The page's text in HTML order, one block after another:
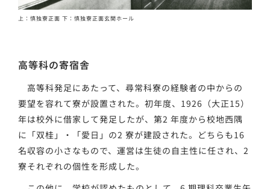
上：慎独寮正面 下：慎独寮正面玄関ホール
高等科の寄宿舎
高等科発足にあたって、尋常科寮の経験者の中からの
要望を容れて寮が設置された。初年度、1926（大正15）
年は校外に借家して発足したが、第2 年度から校地西隅
に「双桂」・「愛日」の2 寮が建設された。どちらも16
名収容の小さなもので、運営は生徒の自主性に任され、2
寮それぞれの個性を形成した。